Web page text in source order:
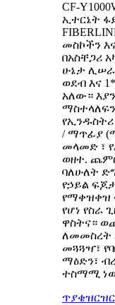
CF-
ኢተርኔት
መስኮችን
በአስቸጋሪ
ሁኔታ ሊሠራ
ወደብ እና 1*
አለው።
ማስተላለፍን
/ ማጥፊያ
መላመድ ፣
ወዘተ.
ባለሁለት
የኃይል
የማቀዝቀዝ
የሆነ የስራ
ዋስትና።
ለመመስረት
መጓጓዣ፣
ማዕድን፣
ተስማሚ
ጥያቄዝርዝር